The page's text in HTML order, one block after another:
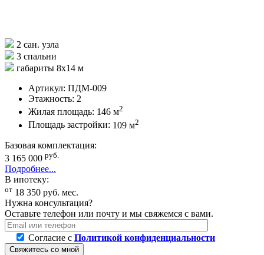
2 сан. узла
3 спальни
габариты 8х14 м
Артикул: ПДМ-009
Этажность: 2
Жилая площадь: 146 м2
Площадь застройки: 109 м2
Базовая комплектация:
3 165 000 руб.
Подробнее...
В ипотеку:
от 18 350 руб. мес.
Нужна консультация?
Оставьте телефон или почту и мы свяжемся с вами.
Согласие с Политикой конфиденциальности
Свяжитесь со мной